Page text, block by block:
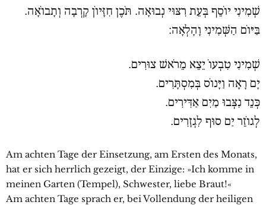
שְׁמִינִי יוֹסֵף בְּעֵת רִצּוּי נְבוּאָה. תֹּכֶן חִזָּיוֹן קָרְבָה וְתָבוֹאָה.
בַּיּוֹם הַשְּׁמִינִי וָהָלְאָה:
שְׁמִינִי טִבְעוֹ יֵצֵא מֵרֹאשׁ צוּרִים.
יָם רָאַָה וַיָּנוֹס בְּמִסְתָּרִים.
כְּנֵד נִצְּבוּ מַיִם אַדִּירִים.
לְגוֹזֵר יַם סוּף לִגְזָרִים.
Am achten Tage der Einsetzung, am Ersten des Monats,
hat er sich herrlich gezeigt, der Einzige: »Ich komme in
meinen Garten (Tempel), Schwester, liebe Braut!«
Am achten Tage sprach er, bei Vollendung der heiligen